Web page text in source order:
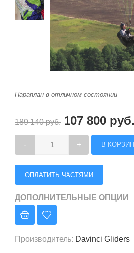
Параплан в отличном состоянии
189 140 руб. 107 800 руб.
- +
ОПЛАТИТЬ ЧАСТЯМИ
ДОПОЛНИТЕЛЬНЫЕ ОПЦИИ
Производитель: Davinci Gliders